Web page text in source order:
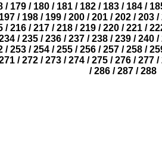
/ 179 / 180 / 181 / 182 / 183 / 184 /
197 / 198 / 199 / 200 / 201 / 202 / 203 /
/ 216 / 217 / 218 / 219 / 220 / 221 /
/ 235/ 236/ 237/ 238/ 239/ 240/
/ 253 / 254 / 255 / 256 / 257 / 258 /
/ 272/ 273/ 274/ 275/ 276/ 277/
/ 286/ 287/ 288